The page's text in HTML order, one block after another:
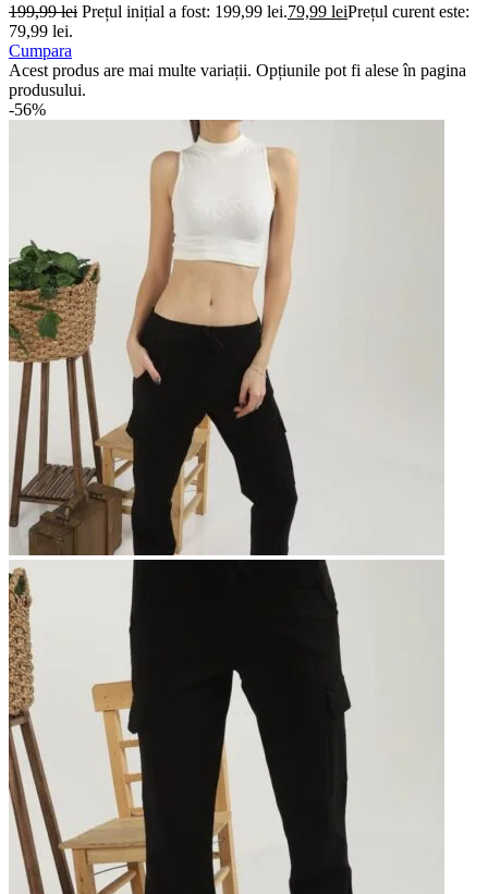
199,99lei Prețul inițial a fost: 199,99 lei.79,99 leiPrețul curent este:
79,99 lei.
Cumpara
Acest produs are mai multe variații. Opțiunile pot fi alese în pagina
produsului.
-56%